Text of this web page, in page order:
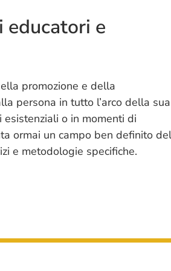
educatori e
promozione e della
persona in tutto l’arco della sua
o in momenti di
ormai un campo ben definito
e metodologie specifiche.